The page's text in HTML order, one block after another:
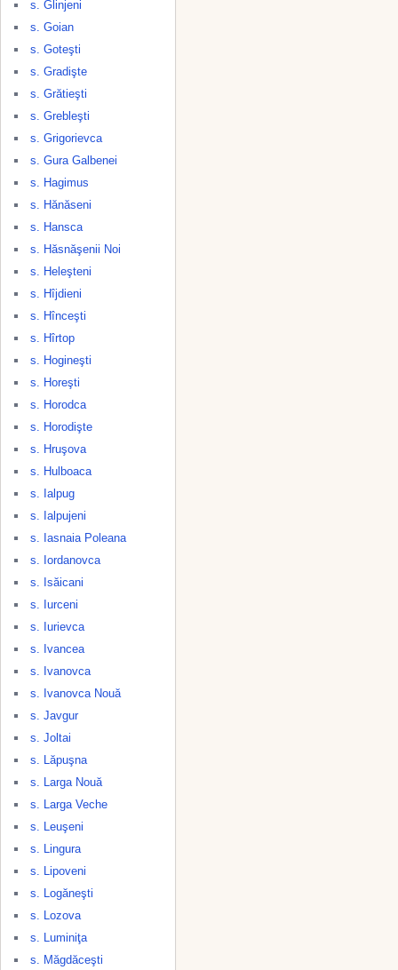
s. Glinjeni
s. Goian
s. Goteşti
s. Gradişte
s. Grătieşti
s. Grebleşti
s. Grigorievca
s. Gura Galbenei
s. Hagimus
s. Hănăseni
s. Hansca
s. Hăsnăşenii Noi
s. Heleşteni
s. Hîjdieni
s. Hînceşti
s. Hîrtop
s. Hogineşti
s. Horeşti
s. Horodca
s. Horodişte
s. Hruşova
s. Hulboaca
s. Ialpug
s. Ialpujeni
s. Iasnaia Poleana
s. Iordanovca
s. Isăicani
s. Iurceni
s. Iurievca
s. Ivancea
s. Ivanovca
s. Ivanovca Nouă
s. Javgur
s. Joltai
s. Lăpuşna
s. Larga Nouă
s. Larga Veche
s. Leuşeni
s. Lingura
s. Lipoveni
s. Logăneşti
s. Lozova
s. Luminiţa
s. Măgdăceşti